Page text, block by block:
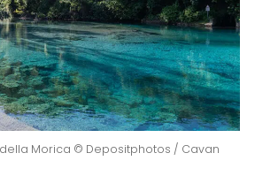
Morica © Depositphotos / Cavan